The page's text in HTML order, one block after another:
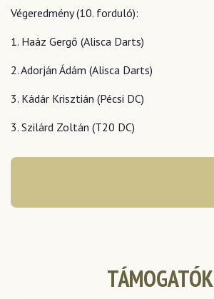
Végeredmény (10. forduló):
1. Haáz Gergő (Alisca Darts)
2. Adorján Ádám (Alisca Darts)
3. Kádár Krisztián (Pécsi DC)
3. Szilárd Zoltán (T20 DC)
TÁMOGATÓK